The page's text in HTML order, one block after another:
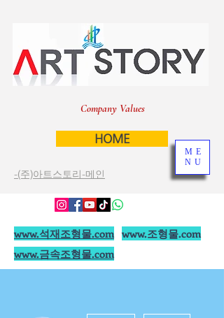
Company Values
HOME
-(주)아트스토리-메인
www.조형물.com
ME
NU
www.금속조형물.com
www.석재조형물.com